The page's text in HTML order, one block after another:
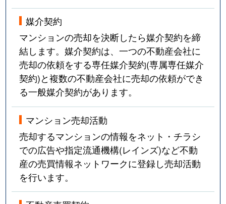
媒介契約
マンションの売却を決断したら媒介契約を締
結します。媒介契約は、一つの不動産会社に
売却の依頼をする専任媒介契約(専属専任媒介
契約)と複数の不動産会社に売却の依頼ができ
る一般媒介契約があります。
マンション売却活動
売却するマンションの情報をネット・チラシ
での広告や指定流通機構(レインズ)など不動
産の売買情報ネットワークに登録し売却活動
を行います。